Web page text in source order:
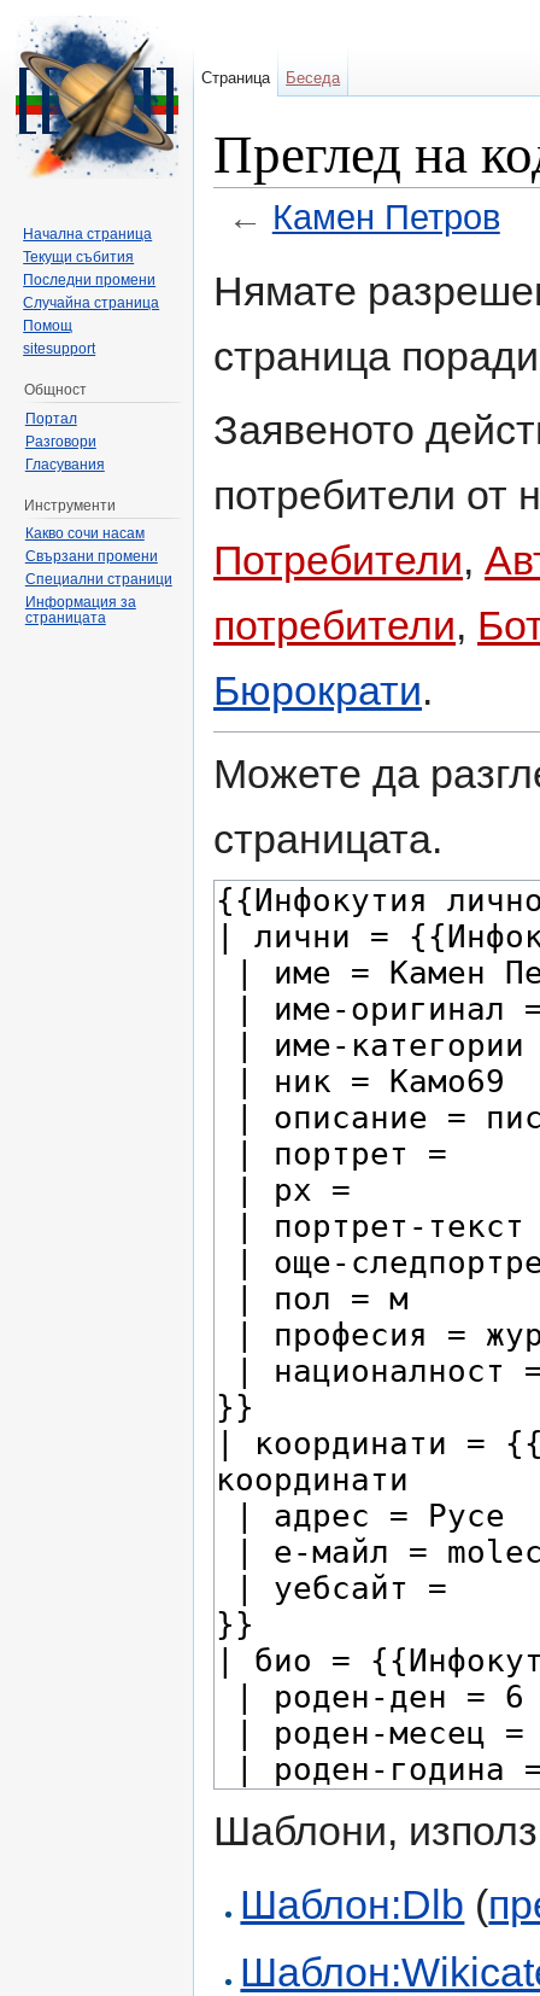
Преглед на
← Камен Петров
Нямате
страница
Заявеното
потребители от
Потребители,
потребители,
Бюрократи.
Можете да
страницата.
Шаблони,
Шаблон:Dlb (
Страница Беседа
Начална страница
Текущи събития
Последни промени
Случайна страница
Помощ
sitesupport
Общност
Портал
Разговори
Гласувания
Инструменти
Какво сочи насам
Свързани промени
Специални страници
Информация за
страницата